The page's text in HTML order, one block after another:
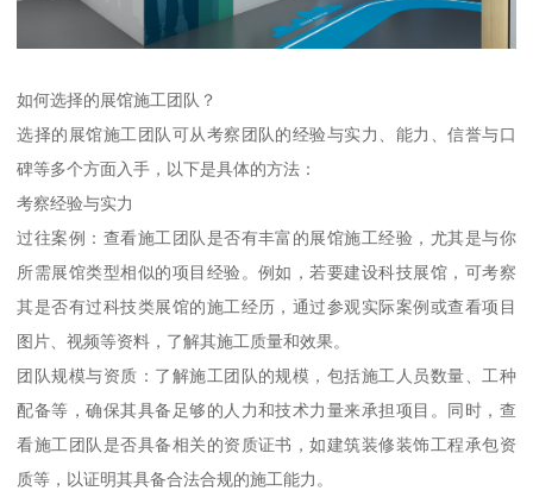
如何选择的展馆施工团队？
选择的展馆施工团队可从考察团队的经验与实力、能力、信誉与口
碑等多个方面入手，以下是具体的方法：
考察经验与实力
过往案例：查看施工团队是否有丰富的展馆施工经验，尤其是与你
所需展馆类型相似的项目经验。例如，若要建设科技展馆，可考察
其是否有过科技类展馆的施工经历，通过参观实际案例或查看项目
图片、视频等资料，了解其施工质量和效果。
团队规模与资质：了解施工团队的规模，包括施工人员数量、工种
配备等，确保其具备足够的人力和技术力量来承担项目。同时，查
看施工团队是否具备相关的资质证书，如建筑装修装饰工程承包资
质等，以证明其具备合法合规的施工能力。